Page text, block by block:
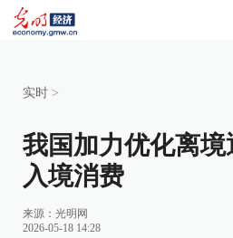
实时 >
我国加力优化离
入境消费
来源： 光明网
2026-05-18 14:28